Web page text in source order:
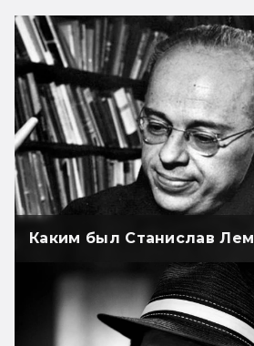
Каким был Станислав Лем